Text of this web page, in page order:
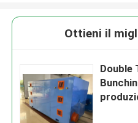
Ottieni il
Double